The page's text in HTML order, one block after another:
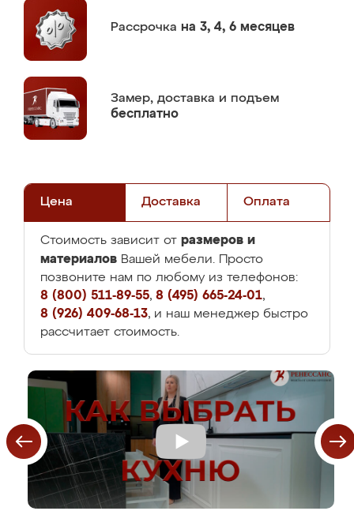
Рассрочка на 3, 4, 6 месяцев
Замер, доставка и подъем
бесплатно
Цена Доставка Оплата
Стоимость зависит от размеров и
материалов Вашей мебели. Просто
позвоните нам по любому из телефонов:
8 (800) 511-89-55, 8 (495) 665-24-01,
8 (926) 409-68-13, и наш менеджер быстро
рассчитает стоимость.